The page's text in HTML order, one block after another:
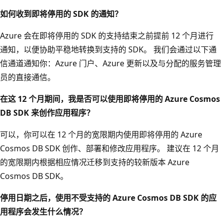
如何收到即将停用的 SDK 的通知？
Azure 会在即将停用的 SDK 的支持结束之前提前 12 个月进行
通知，以便协助平稳地转换到支持的 SDK。 我们会通过以下通
信通道通知你：Azure 门户、Azure 更新以及与分配的服务管理
员的直接通信。
在这 12 个月期间，我是否可以使用即将停用的 Azure Cosmos
DB SDK 来创作应用程序？
可以，你可以在 12 个月的宽限期内使用即将停用的 Azure
Cosmos DB SDK 创作、部署和修改应用程序。 建议在 12 个月
的宽限期内根据相应情况迁移到支持的较新版本 Azure
Cosmos DB SDK。
停用日期之后，使用不受支持的 Azure Cosmos DB SDK 的应
用程序会发生什么情况？